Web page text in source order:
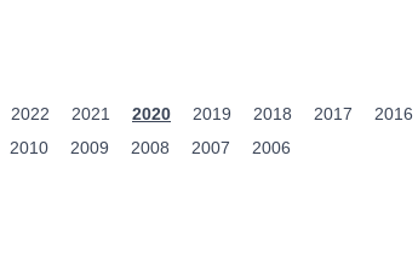
2022 2021 2020 2019 2018 2017 2016
2010 2009 2008 2007 2006